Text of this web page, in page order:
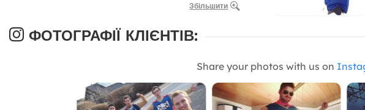
Збільшити
ФОТОГРАФІЇ КЛІЄНТІВ:
Share your photos with us on